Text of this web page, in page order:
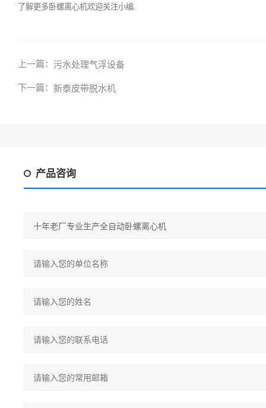
了解更多卧螺离心机欢迎关注小编.
上一篇： 污水处理气浮设备
下一篇： 新泰皮带脱水机
产品咨询